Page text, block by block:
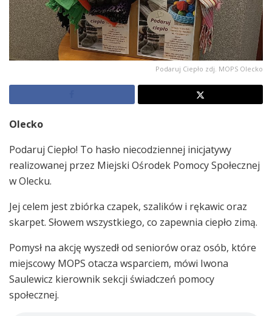
Podaruj Ciepło zdj. MOPS Olecko
Olecko
Podaruj Ciepło! To hasło niecodziennej inicjatywy
realizowanej przez Miejski Ośrodek Pomocy Społecznej
w Olecku.
Jej celem jest zbiórka czapek, szalików i rękawic oraz
skarpet. Słowem wszystkiego, co zapewnia ciepło zimą.
Pomysł na akcję wyszedł od seniorów oraz osób, które
miejscowy MOPS otacza wsparciem, mówi Iwona
Saulewicz kierownik sekcji świadczeń pomocy
społecznej.